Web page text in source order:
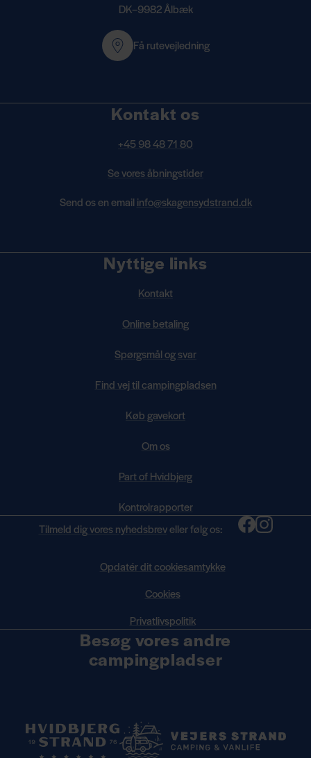
Nyttige links
Kontakt
Online betaling
Spørgsmål og svar
Find vej til campingpladsen
Køb gavekort
Om os
Part of Hvidbjerg
Kontrolrapporter
DK–9982 Ålbæk
Få rutevejledning
Kontakt os
+45 98 48 71 80
Se vores åbningstider
Send os en email info@skagensydstrand.dk
Tilmeld dig vores nyhedsbreveller følg os:
Opdatér dit cookiesamtykke
Cookies
Privatlivspolitik
Besøg vores andre
campingpladser